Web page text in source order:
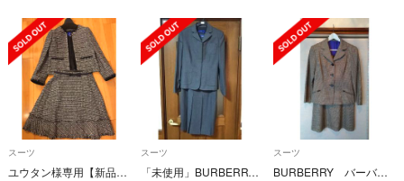
スーツ
ユウタン様専用【新品】ブルーレーベル クレストブリッジ ツイード セットアップ
スーツ
「未使用」BURBERRY BLUE LABEL スーツ
スーツ
BURBERRY バーバリー ブルーレーベル スーツ